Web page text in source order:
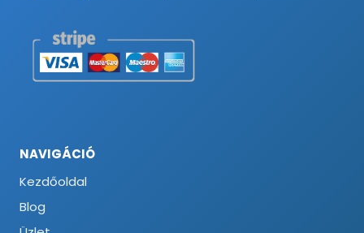
NAVIGÁCIÓ
Kezdőoldal
Blog